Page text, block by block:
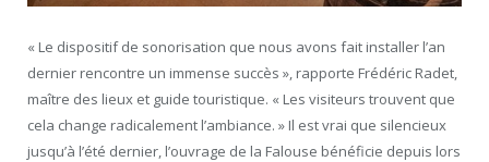
« Le dispositif de sonorisation que nous avons fait installer l’an
dernier rencontre un immense succès », rapporte Frédéric Radet,
maître des lieux et guide touristique. « Les visiteurs trouvent que
cela change radicalement l’ambiance. » Il est vrai que silencieux
jusqu’à l’été dernier, l’ouvrage de la Falouse bénéficie depuis lors